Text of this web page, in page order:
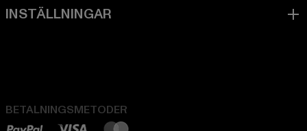
BETALNINGSMETODER